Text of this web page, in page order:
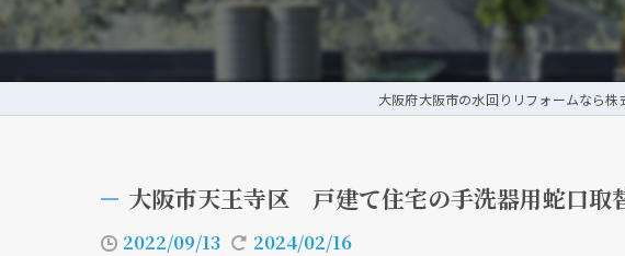
大阪府大阪市の水回りリフォームなら株
大阪市天王寺区 戸建て住宅の手洗器用蛇口
2022/09/13 2024/02/16